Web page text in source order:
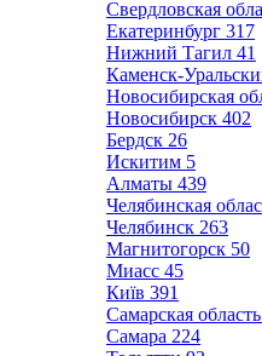
Свердловская
Екатеринбург 317
Нижний Тагил 41
Каменск-
Новосибирская
Новосибирск 402
Бердск 26
Искитим 5
Алматы 439
Челябинская
Челябинск 263
Магнитогорск 50
Миасс 45
Київ 391
Самарская область
Самара 224